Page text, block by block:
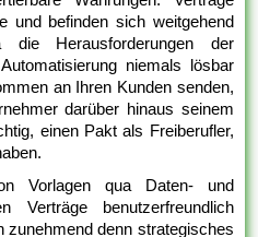
und befinden sich weitgehend
die Herausforderungen der
niemals lösbar
an Ihren Kunden senden,
darüber hinaus seinem
einen Pakt als Freiberufler,
Vorlagen qua Daten- und
Verträge benutzerfreundlich
zunehmend denn strategisches